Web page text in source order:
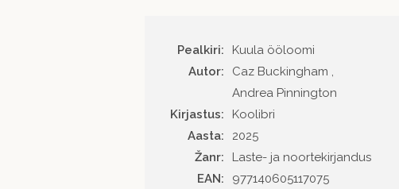
Pealkiri:
Kuula ööloomi
Autor
Caz Buckingham ,
Andrea Pinnington
Kirjastus
Koolibri
Aasta
2025
Žanr
Laste- ja noortekirjandus
EAN
977140605117075